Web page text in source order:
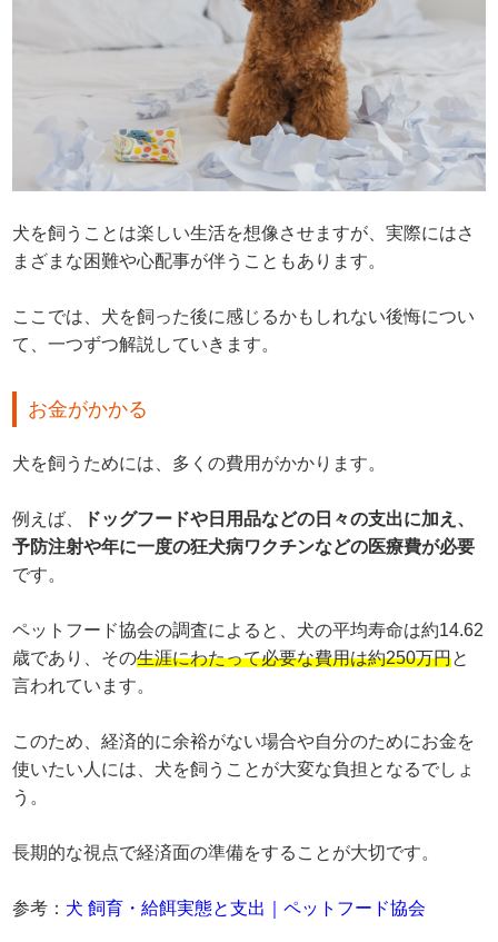
犬を飼うことは楽しい生活を想像させますが、実際にはさ
まざまな困難や心配事が伴うこともあります。
ここでは、犬を飼った後に感じるかもしれない後悔につい
て、一つずつ解説していきます。
お金がかかる
犬を飼うためには、多くの費用がかかります。
例えば、
ドッグフードや日用品などの日々の支出に加え、
予防注射や年に一度の狂犬病ワクチンなどの医療費が必要
です。
ペットフード協会の調査によると、犬の平均寿命は約14.62
歳であり、その生涯にわたって必要な費用は約250万円と
言われています。
このため、経済的に余裕がない場合や自分のためにお金を
使いたい人には、犬を飼うことが大変な負担となるでしょ
う。
長期的な視点で経済面の準備をすることが大切です。
参考： 犬 飼育・給餌実態と支出｜ペットフード協会